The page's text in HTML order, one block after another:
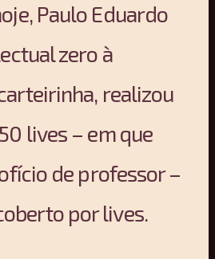
Paulo Eduardo
zero à
realizou
lives – em que
de professor –
por lives.